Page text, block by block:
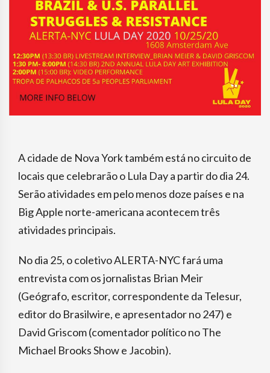
A cidade de Nova York também está no circuito de
locais que celebrarão o Lula Day a partir do dia 24.
Serão atividades em pelo menos doze países e na
Big Apple norte-americana acontecem três
atividades principais.
No dia 25, o coletivo ALERTA-NYC fará uma
entrevista com os jornalistas Brian Meir
(Geógrafo, escritor, correspondente da Telesur,
editor do Brasilwire, e apresentador no 247) e
David Griscom (comentador político no The
Michael Brooks Show e Jacobin).